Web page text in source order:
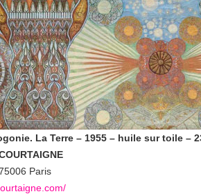
La Terre – 1955 – huile sur toile –
Paris